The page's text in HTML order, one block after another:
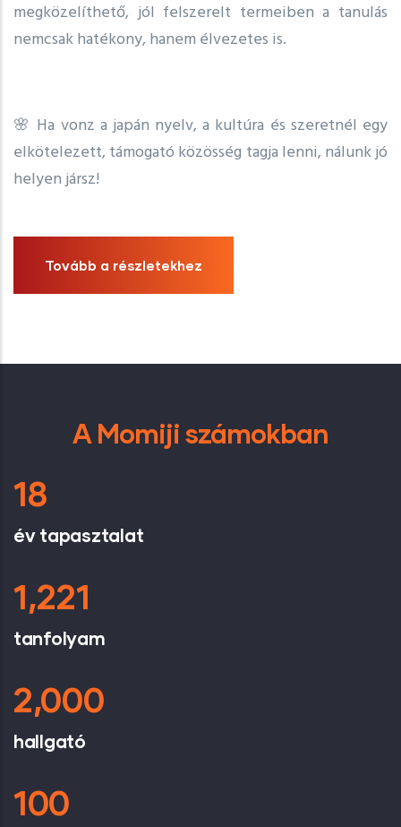
megközelíthető, jól felszerelt termeiben a tanulás
nemcsak hatékony, hanem élvezetes is.
🌸 Ha vonz a japán nyelv, a kultúra és szeretnél egy
elkötelezett, támogató közösség tagja lenni, nálunk jó
helyen jársz!
Tovább a részletekhez
A Momiji számokban
18
év tapasztalat
1,221
tanfolyam
2,000
hallgató
100